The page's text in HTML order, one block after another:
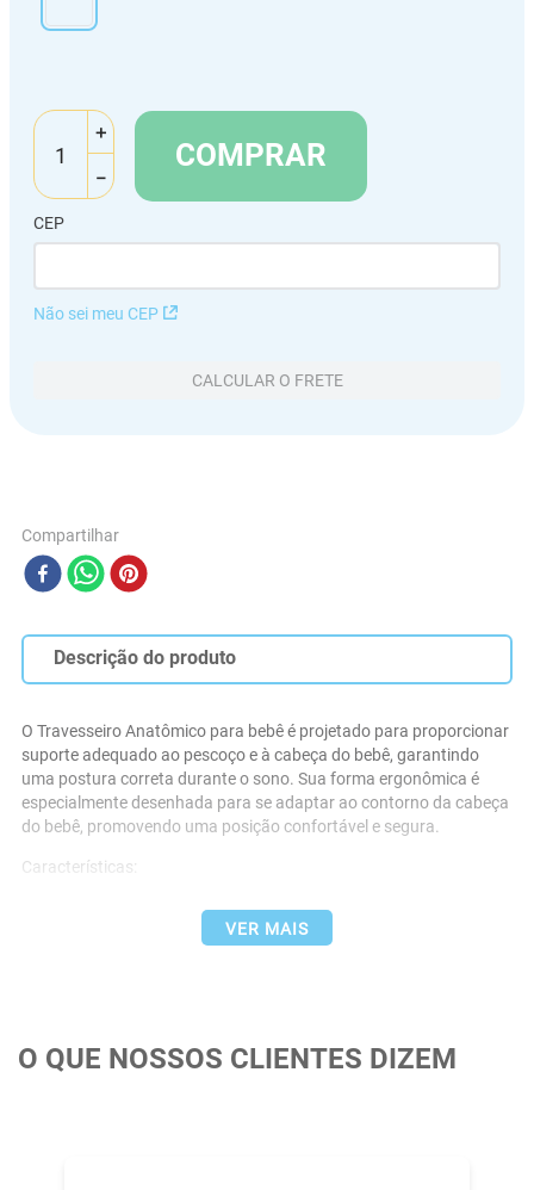
＋
－
COMPRAR
CEP
Não sei meu CEP
CALCULAR O FRETE
Compartilhar
Descrição do produto
O Travesseiro Anatômico para bebê é projetado para proporcionar
suporte adequado ao pescoço e à cabeça do bebê, garantindo
uma postura correta durante o sono. Sua forma ergonômica é
especialmente desenhada para se adaptar ao contorno da cabeça
do bebê, promovendo uma posição confortável e segura.
Características:
- Medidas Aproximadas: 28 cm x 35 cm
- Enchimento: 100% PoliésterVER MAIS
O QUE NOSSOS CLIENTES DIZEM